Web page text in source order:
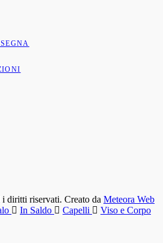
diritti riservati. Creato da Meteora Web
In Saldo Capelli
Viso e Corpo